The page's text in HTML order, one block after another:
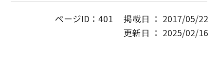
ページID：401 掲載日 ： 2017/05/22
更新日 ： 2025/02/16